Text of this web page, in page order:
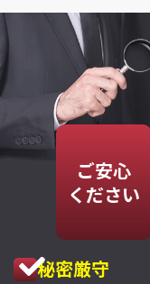
ご安心
ください
秘密厳守